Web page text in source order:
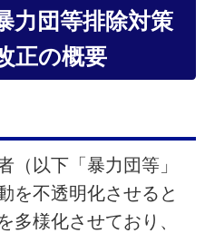
力団等排除対策
正の概要
（以下「暴力団等」
を不透明化させると
多様化させており、